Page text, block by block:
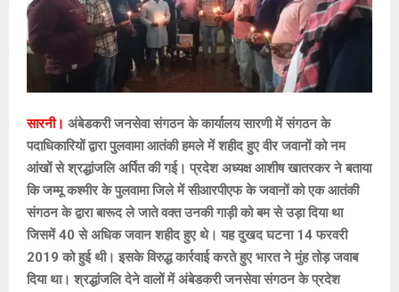
सारनी। अंबेडकरी जनसेवा संगठन के कार्यालय सारणी में संगठन के
पदाधिकारियों द्वारा पुलवामा आतंकी हमले में शहीद हुए वीर जवानों को नम
आंखों से श्रद्धांजलि अर्पित की गई। प्रदेश अध्यक्ष आशीष खातरकर ने बताया
कि जम्मू कश्मीर के पुलवामा जिले में सीआरपीएफ के जवानों को एक आतंकी
संगठन के द्वारा बारूद ले जाते वक्त उनकी गाड़ी को बम से उड़ा दिया था
जिसमें 40 से अधिक जवान शहीद हुए थे। यह दुखद घटना 14 फरवरी
2019 को हुई थी। इसके विरुद्ध कार्रवाई करते हुए भारत ने मुंह तोड़ जवाब
दिया था। श्रद्धांजलि देने वालों में अंबेडकरी जनसेवा संगठन के प्रदेश